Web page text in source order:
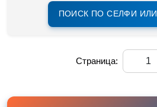
ПОИСК ПО СЕЛФИ
Страница: